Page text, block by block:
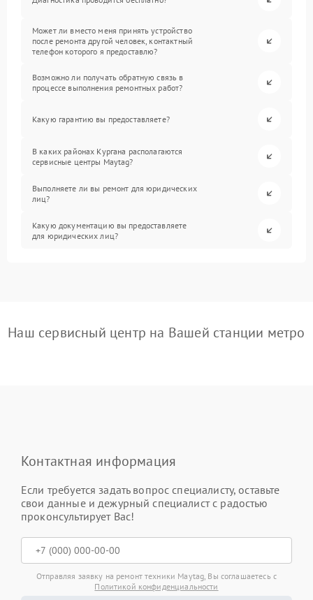
Может ли вместо меня принять устройство
после ремонта другой человек, контактный
телефон которого я предоставлю?
Возможно ли получать обратную связь в
процессе выполнения ремонтных работ?
Какую гарантию вы предоставляете?
В каких районах Кургана располагаются
сервисные центры Maytag?
Выполняете ли вы ремонт для юридических
лиц?
Какую документацию вы предоставляете
для юридических лиц?
Наш сервисный центр на Вашей станции метро
Контактная информация
Если требуется задать вопрос специалисту, оставьте
свои данные и дежурный специалист с радостью
проконсультирует Вас!
Отправляя заявку на ремонт техники Maytag, Вы соглашаетесь с
Политикой конфиденциальности